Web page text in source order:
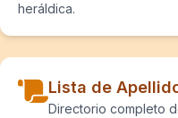
heráldica.
Lista de
Directorio completo